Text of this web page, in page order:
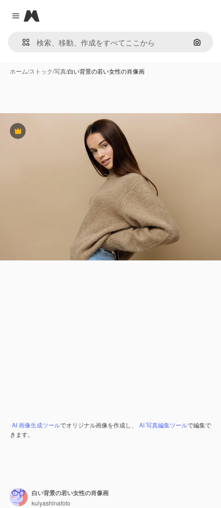
Close menu
Magnific
画像で
ホーム/ストック/写真/白い背景の若い女性の肖像画
Premium
AI 画像生成ツールでオリジナル画像を作成し、 AI 写真編集ツールで編集で
きます。
白い背景の若い女性の肖像画
kulyashinafoto